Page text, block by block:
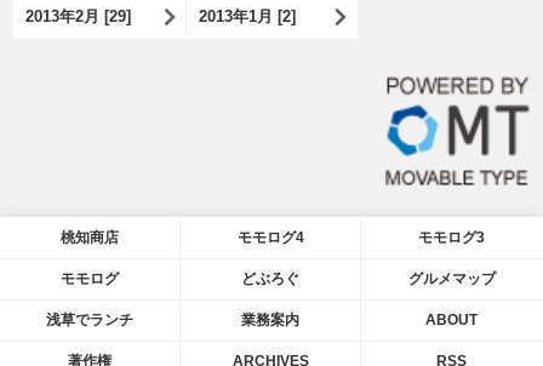
2013年2月 [29] 2013年1月 [2]
桃知商店 モモログ4 モモログ3
モモログ どぶろぐ グルメマップ
浅草でランチ 業務案内 ABOUT
著作権 ARCHIVES RSS